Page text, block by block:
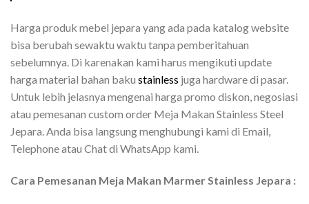
Harga produk mebel jepara yang ada pada katalog website
bisa berubah sewaktu waktu tanpa pemberitahuan
sebelumnya. Di karenakan kami harus mengikuti update
harga material bahan baku stainless juga hardware di pasar.
Untuk lebih jelasnya mengenai harga promo diskon, negosiasi
atau pemesanan custom order Meja Makan Stainless Steel
Jepara. Anda bisa langsung menghubungi kami di Email,
Telephone atau Chat di WhatsApp kami.
Cara Pemesanan Meja Makan Marmer Stainless Jepara :